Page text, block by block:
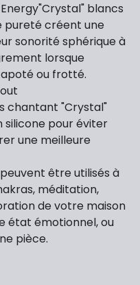
blancs
pureté créent une
sonorité sphérique à
lorsque
ou frotté.
chantant "Crystal"
silicone pour éviter
une meilleure
être utilisés à
méditation,
de votre maison
état émotionnel, ou
pièce.